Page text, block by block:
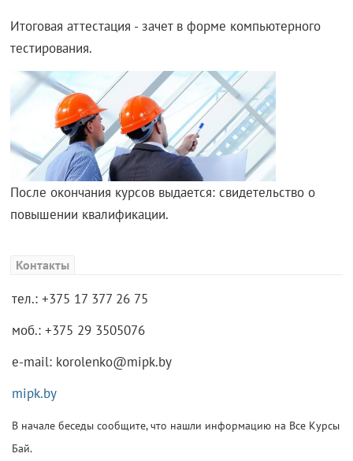
Итоговая аттестация - зачет в форме компьютерного
тестирования.
После окончания курсов выдается: свидетельство о
повышении квалификации.
Контакты
тел.: +375 17 377 26 75
моб.: +375 29 3505076
e-mail: korolenko@mipk.by
mipk.by
В начале беседы сообщите, что нашли информацию на Все Курсы
Бай.